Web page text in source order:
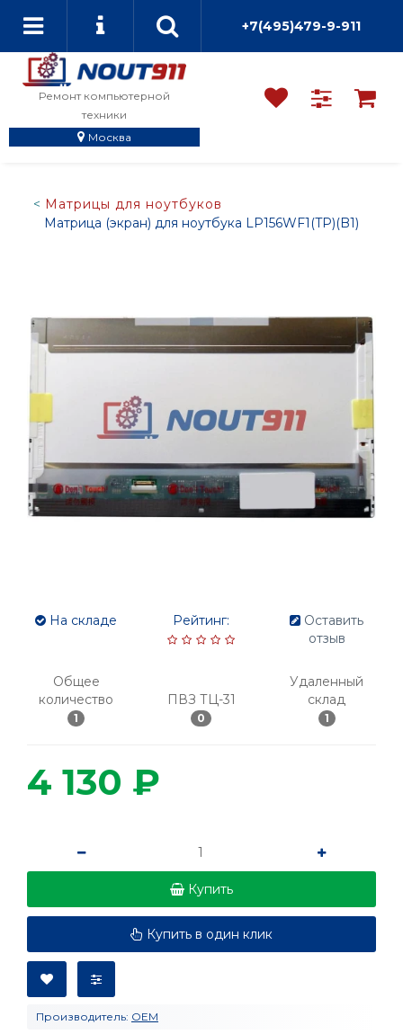
+7(495)479-9-911
Ремонт компьютерной
техники
Москва
Матрицы для ноутбуков
Матрица (экран) для ноутбука LP156WF1(TP)(B1)
На складе
Общее
количество
1
Рейтинг:
ПВЗ ТЦ-31
0
Оставить
отзыв
Удаленный
склад
1
4 130 ₽
Купить
Купить в один клик
Производитель: OEM